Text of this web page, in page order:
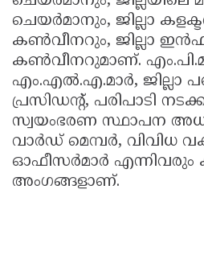
ചെയർമാനും, ജില്ലാ
കൺവീനറും, ജില്ലാ
കൺവീനറുമാണ്.
എം.എൽ.എ.മാർ, ജില്ലാ
പ്രസിഡന്റ്, പരിപാടി
സ്വയംഭരണ സ്ഥാപന
വാർഡ് മെമ്പർ, വിവിധ
ഓഫീസർമാർ എന്നിവരും
അംഗങ്ങളാണ്.